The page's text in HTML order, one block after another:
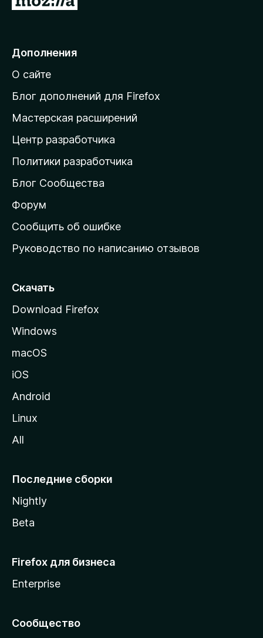
е
й
т
и
а
д
о
а
ш
н
ю
т
а
н
у
M
i
l
Дополнения
О сайте
Блог дополнений для Firefox
Мастерская расширений
Центр разработчика
Политики разработчика
Блог Сообщества
Форум
Сообщить об ошибке
Руководство по написанию отзывов
Скачать
Download Firefox
Windows
macOS
iOS
Android
Linux
All
Последние сборки
Nightly
Beta
Firefox для бизнеса
Enterprise
Сообщество